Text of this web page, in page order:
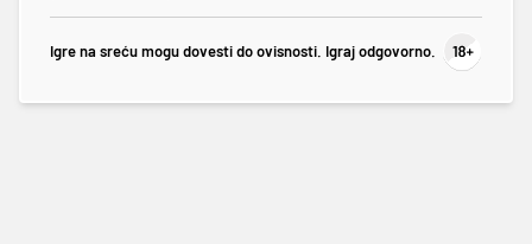
Igre na sreću mogu dovesti do ovisnosti. Igraj odgovorno.